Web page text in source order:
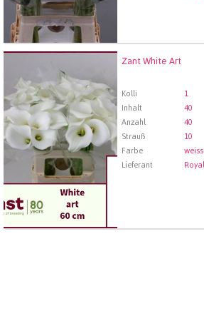
Zant White Art
Kolli 1
Inhalt
40
Anzahl
40
Strauß
10
Farbe
weiss
Lieferant
Wählen Sie zuerst ein Abfartdatum.